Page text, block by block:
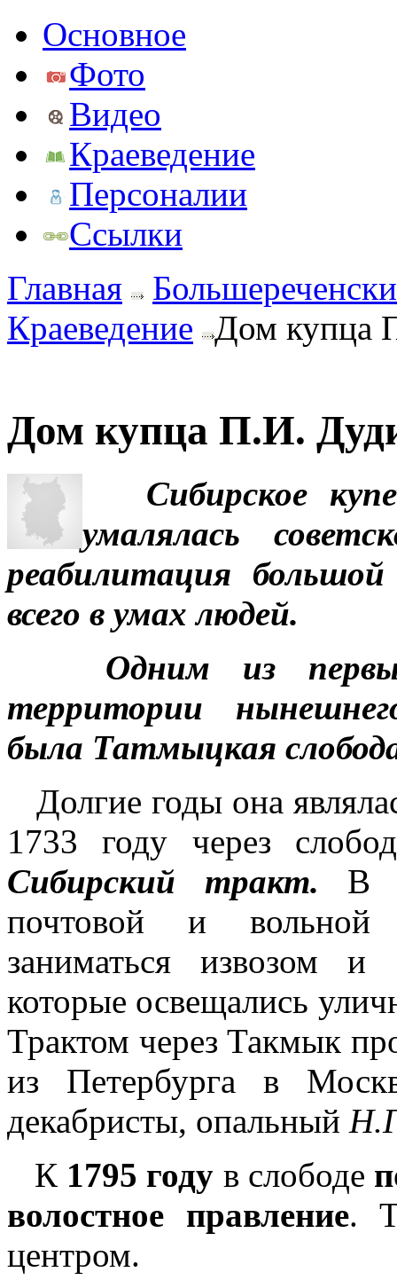
Основное
Фото
Видео
Краеведение
Персоналии
Ссылки
Главная
Краеведение Дом купца
Дом купца П.И.
Сибирское
умалялась
реабилитация
всего в умах людей.
Одним из
территории
была Татмыцкая
Долгие годы она
1733 году через
Сибирский тракт. В
почтовой и вольной
заниматься извозом и
которые освещались
Трактом через Такмык
из Петербурга в
декабристы, опальный
К 1795 году в слободе
волостное правление.
центром.